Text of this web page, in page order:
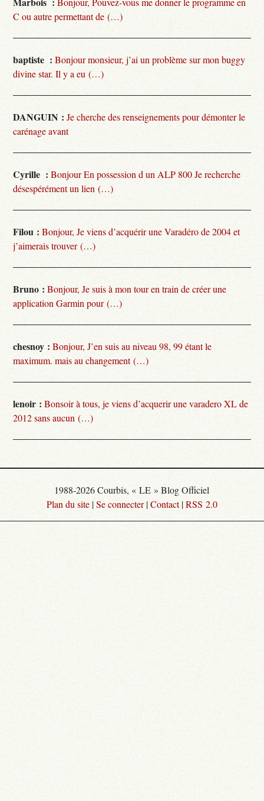
C ou autre permettant de (…)
baptiste : Bonjour monsieur, j’ai un problème sur mon buggy
divine star. Il y a eu (…)
DANGUIN : Je cherche des renseignements pour démonter le
carénage avant
Cyrille : Bonjour En possession d un ALP 800 Je recherche
désespérément un lien (…)
Filou : Bonjour, Je viens d’acquérir une Varadéro de 2004 et
j’aimerais trouver (…)
Bruno : Bonjour, Je suis à mon tour en train de créer une
application Garmin pour (…)
chesnoy : Bonjour, J’en suis au niveau 98, 99 étant le
maximum. mais au changement (…)
lenoir : Bonsoir à tous, je viens d’acquerir une varadero XL de
2012 sans aucun (…)
1988-2026 Courbis, « LE » Blog Officiel
Plan du site |Se connecter|Contact|RSS 2.0